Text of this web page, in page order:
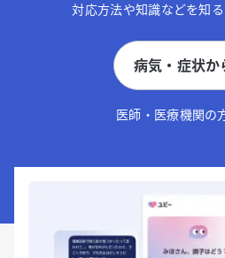
対応方法や知識などを知る
病気・症状か
医師・医療機関の